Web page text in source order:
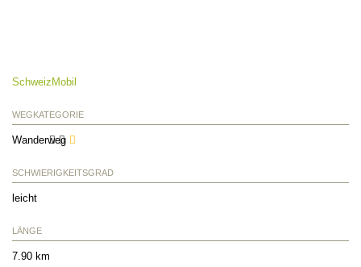
SchweizMobil
WEGKATEGORIE
Wanderweg
SCHWIERIGKEITSGRAD
leicht
LÄNGE
7.90 km